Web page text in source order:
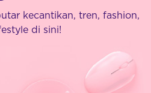
kecantikan, tren, fashion,
di sini!